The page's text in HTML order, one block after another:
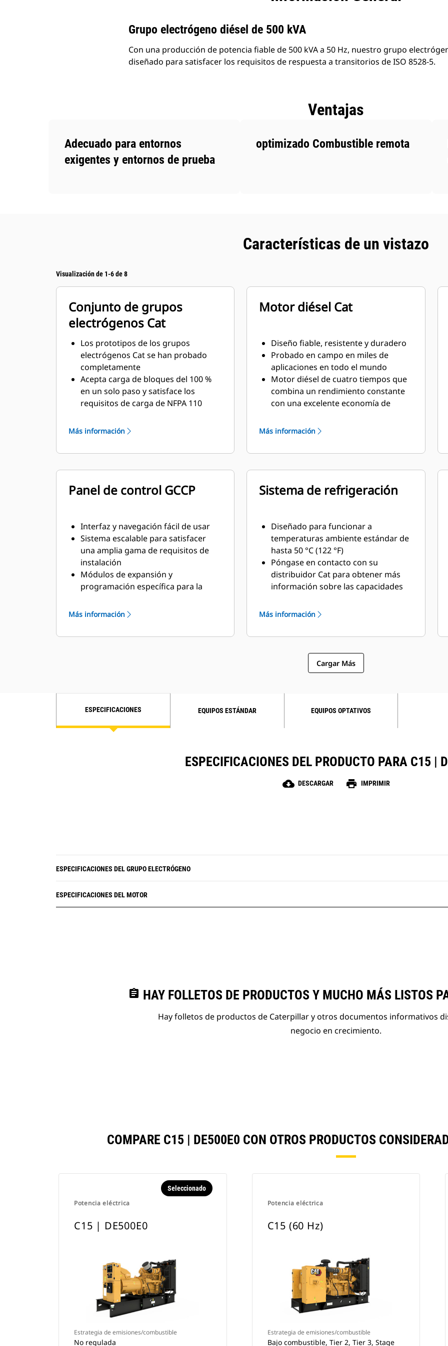
Grupo electrógeno diésel de 500 kVA
Con una producción de potencia fiable de 500 kVA a 50 Hz, nuestro grupo
diseñado para satisfacer los requisitos de respuesta a transitorios de ISO 8528-5.
Ventajas
Adecuado para entornos
exigentes y entornos de prueba
optimizado Combustible remota
Características de un vistazo
Visualización de 1-6 de 8
Conjunto de grupos
electrógenos Cat
Los prototipos de los grupos
electrógenos Cat se han probado
completamente
Acepta carga de bloques del 100 %
en un solo paso y satisface los
requisitos de carga de NFPA 110
respuesta a transitorios y estado
Más información
Motor diésel Cat
Diseño fiable, resistente y duradero
Probado en campo en miles de
aplicaciones en todo el mundo
Motor diésel de cuatro tiempos que
combina un rendimiento constante
con una excelente economía de
Más información
Panel de control GCCP
Interfaz y navegación fácil de usar
Sistema escalable para satisfacer
una amplia gama de requisitos de
instalación
Módulos de expansión y
programación específica para la
concretos de los clientes
Más información
Sistema de refrigeración
Diseñado para funcionar a
temperaturas ambiente estándar de
hasta 50 °C (122 °F)
Póngase en contacto con su
distribuidor Cat para obtener más
información sobre las capacidades
Más información
Cargar Más
ESPECIFICACIONES EQUIPOS ESTÁNDAR EQUIPOS OPTATIVOS
ESPECIFICACIONES DEL PRODUCTO PARA C15 |
cloud_download DESCARGAR print IMPRIMIR
ESPECIFICACIONES DEL GRUPO ELECTRÓGENO
ESPECIFICACIONES DEL MOTOR
assignment HAY FOLLETOS DE PRODUCTOS Y MUCHO MÁS LISTOS
Hay folletos de productos de Caterpillar y otros documentos informativos
negocio en crecimiento.
COMPARE C15 | DE500E0 CON OTROS PRODUCTOS
Potencia eléctrica
Seleccionado
C15 | DE500E0
Estrategia de emisiones/combustible
No regulada
Potencia eléctrica
C15 (60 Hz)
Estrategia de emisiones/combustible
Bajo combustible, Tier 2, Tier 3, Stage